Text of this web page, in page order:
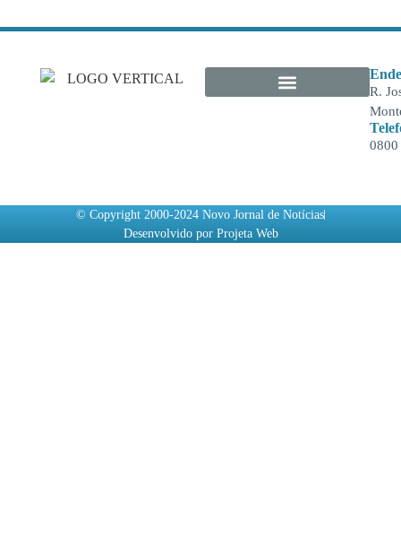
R.
0800
© Copyright 2000-2024 Novo Jornal de Notícias
Desenvolvido por Projeta Web